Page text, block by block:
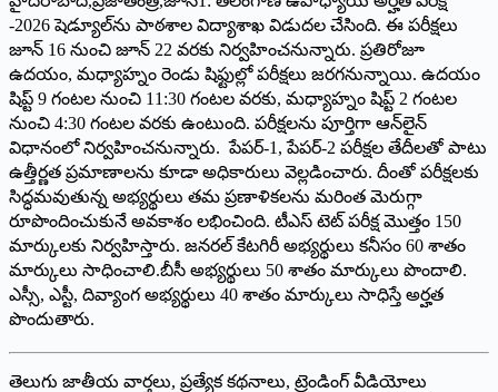
-2026 షెడ్యూల్‌ను పాఠశాల విద్యాశాఖ విడుదల చేసింది. ఈ పరీక్షలు
జూన్‌ 16 ‌నుంచి జూన్‌ 22 ‌వరకు నిర్వహించనున్నారు. ప్రతిరోజూ
ఉదయం, మధ్యాహ్నం రెండు షిఫ్టుల్లో పరీక్షలు జరగనున్నాయి. ఉదయం
షిప్ట్ 9 ‌గంటల నుంచి 11:30 గంటల వరకు, మధ్యాహ్నం షిప్ట్ 2 ‌గంటల
నుంచి 4:30 గంటల వరకు ఉంటుంది. పరీక్షలను పూర్తిగా ఆన్‌లైన్‌
‌విధానంలో నిర్వహించనున్నారు. పేపర్‌-1, ‌పేపర్‌-2 ‌పరీక్షల తేదీలతో పాటు
ఉత్తీర్ణత ప్రమాణాలను కూడా అధికారులు వెల్లడించారు. దీంతో పరీక్షలకు
సిద్ధమవుతున్న అభ్యర్థులు తమ ప్రణాళికలను మరింత మెరుగ్గా
రూపొందించుకునే అవకాశం లభించింది. టీఎస్‌ ‌టెట్‌ ‌పరీక్ష మొత్తం 150
మార్కులకు నిర్వహిస్తారు. జనరల్‌ ‌కేటగిరీ అభ్యర్థులు కనీసం 60 శాతం
మార్కులు సాధించాలి.బీసీ అభ్యర్థులు 50 శాతం మార్కులు పొందాలి.
ఎస్సీ, ఎస్టీ, దివ్యాంగ అభ్యర్థులు 40 శాతం మార్కులు సాధిస్తే అర్హత
పొందుతారు.
తెలుగు జాతీయ వార్తలు, ప్రత్యేక కథనాలు, ట్రెండింగ్ వీడియోలు